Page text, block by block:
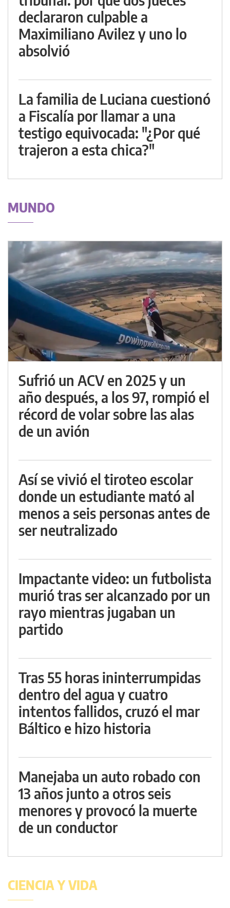
declararon culpable a
Maximiliano Avilez y uno lo
absolvió
La familia de Luciana cuestionó
a Fiscalía por llamar a una
testigo equivocada: "¿Por qué
trajeron a esta chica?"
MUNDO
Sufrió un ACV en 2025 y un
año después, a los 97, rompió el
récord de volar sobre las alas
de un avión
Así se vivió el tiroteo escolar
donde un estudiante mató al
menos a seis personas antes de
ser neutralizado
Impactante video: un futbolista
murió tras ser alcanzado por un
rayo mientras jugaban un
partido
Tras 55 horas ininterrumpidas
dentro del agua y cuatro
intentos fallidos, cruzó el mar
Báltico e hizo historia
Manejaba un auto robado con
13 años junto a otros seis
menores y provocó la muerte
de un conductor
CIENCIA Y VIDA